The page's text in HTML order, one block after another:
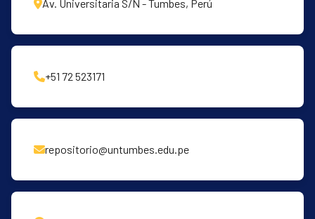
Av. Universitaria S/N - Tumbes, Perú
+51 72 523171
repositorio@untumbes.edu.pe